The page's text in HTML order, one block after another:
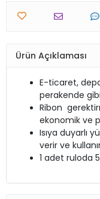
Ürün Açıklaması
E-ticaret,
perakende
Ribon
ekonomik ve
Isıya duyarlı
verir ve
1 adet ruloda